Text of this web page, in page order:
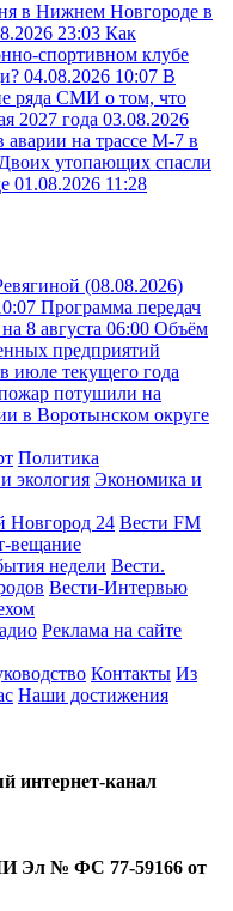
в Нижнем Новгороде в
23:03 Как
спортивном клубе
04.08.2026 10:07 В
ряда СМИ о том, что
2027 года 03.08.2026
аварии на трассе М-7 в
Двоих утопающих спасли
01.08.2026 11:28
(08.08.2026)
Программа передач
8 августа 06:00 Объём
предприятий
июле текущего года
потушили на
в Воротынском округе
Политика
экология Экономика и
24 Вести FM
вещание
недели Вести.
Вести-Интервью
Реклама на сайте
Контакты Из
Наши достижения
интернет-канал
Эл № ФС 77-59166 от